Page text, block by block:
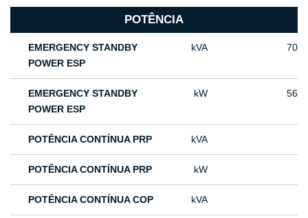
POTÊNCIA
EMERGENCY STANDBY
POWER ESP
kVA 70
EMERGENCY STANDBY
POWER ESP
kW 56
POTÊNCIA CONTÍNUA PRP kVA
POTÊNCIA CONTÍNUA PRP kW
POTÊNCIA CONTÍNUA COP kVA